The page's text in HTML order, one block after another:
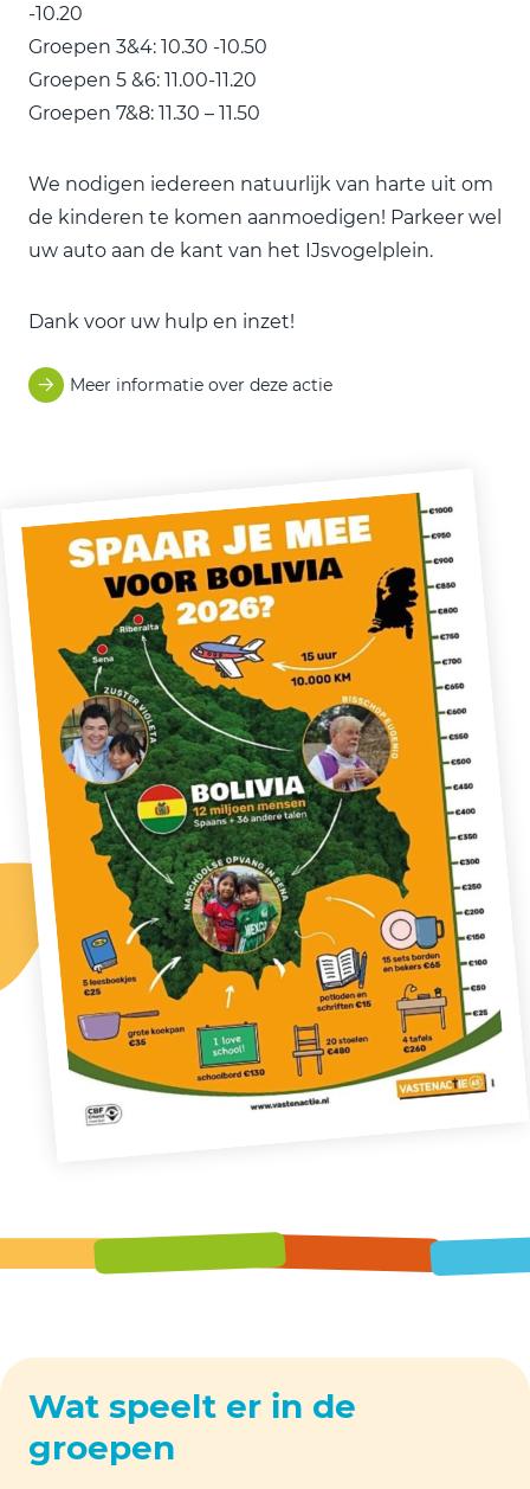
-10.20
Groepen 3&4: 10.30 -10.50
Groepen 5 &6: 11.00-11.20
Groepen 7&8: 11.30 – 11.50
We nodigen iedereen natuurlijk van harte uit om
de kinderen te komen aanmoedigen! Parkeer wel
uw auto aan de kant van het IJsvogelplein.
Dank voor uw hulp en inzet!
Meer informatie over deze actie
Wat speelt er in de
groepen